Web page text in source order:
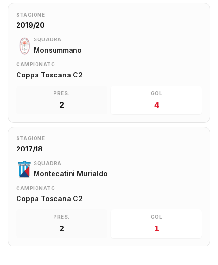
STAGIONE
2019/20
SQUADRA
Monsummano
CAMPIONATO
Coppa Toscana C2
PRES.
2
GOL
4
STAGIONE
2017/18
SQUADRA
Montecatini Murialdo
CAMPIONATO
Coppa Toscana C2
PRES.
2
GOL
1